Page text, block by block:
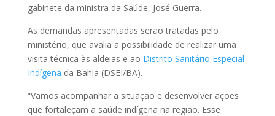
gabinete da ministra da Saúde, José Guerra.
As demandas apresentadas serão tratadas pelo
ministério, que avalia a possibilidade de realizar uma
visita técnica às aldeias e ao Distrito Sanitário Especial
Indígena da Bahia (DSEI/BA).
“Vamos acompanhar a situação e desenvolver ações
que fortaleçam a saúde indígena na região. Esse